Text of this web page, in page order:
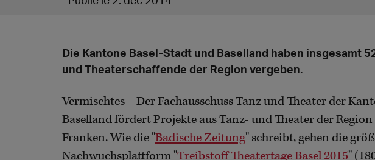
Die Kantone Basel-Stadt und Baselland haben insgesamt
und Theaterschaffende der Region vergeben.
Vermischtes – Der Fachausschuss Tanz und Theater der
Baselland fördert Projekte aus Tanz- und Theater der
Franken. Wie die "Badische Zeitung" schreibt, gehen die
Nachwuchsplattform "Treibstoff Theatertage Basel 2015"